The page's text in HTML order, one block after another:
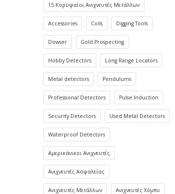
15 Κορυφαίοι Ανιχνευτές Μετάλλων
Accessories Coils Digging Tools
Dowser Gold Prospecting
Hobby Detectors Long Range Locators
Metal detectors Pendulums
Professional Detectors Pulse Induction
Security Detectors Used Metal Detectors
Waterproof Detectors
Αμερικάνικοι Ανιχνευτές
Ανιχνευτές Ασφαλείας
Ανιχνευτές Μετάλλων Ανιχνευτές Χόμπυ